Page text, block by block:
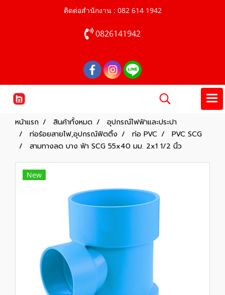
ติดต่อสำนักงาน : 082 614 1942
0826141942
หน้าแรก สินค้าทั้งหมด
อุปกรณ์ไฟฟ้าและประปา
ท่อร้อยสายไฟ,อุปกรณ์ฟิตติ้ง
ท่อ PVC
PVC SCG
สามทางลด บาง ฟ้า SCG 55x40 มม. 2x1 1/2 นิ้ว
New